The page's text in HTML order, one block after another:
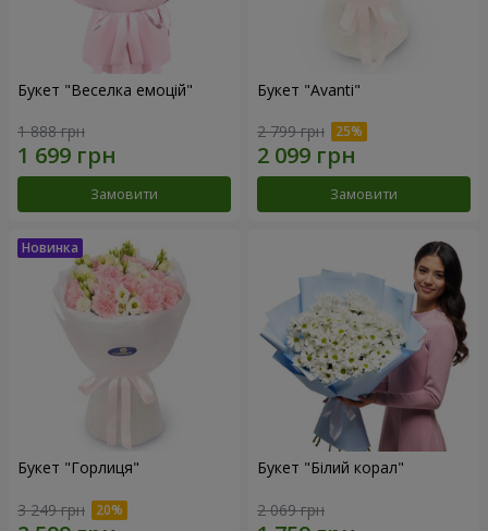
Букет "Веселка емоцій"
1 888 грн
Замовити
Букет "Avanti"
2 799 грн
Замовити
Букет "Горлиця"
3 249 грн
Букет "Білий корал"
2 069 грн